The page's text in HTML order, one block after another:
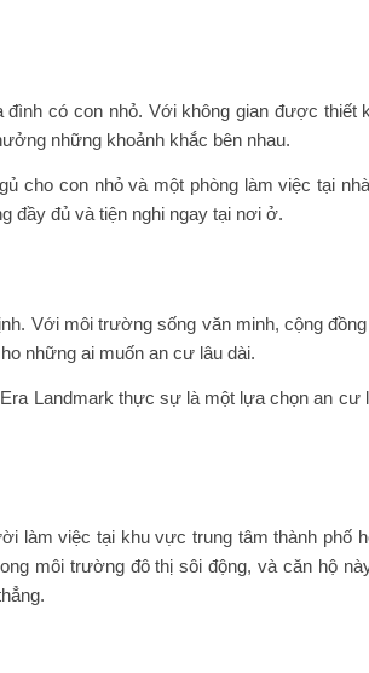
có con nhỏ. Với không gian được thiết
những khoảnh khắc bên nhau.
cho con nhỏ và một phòng làm việc tại
đầy đủ và tiện nghi ngay tại nơi ở.
Với môi trường sống văn minh, cộng
những ai muốn an cư lâu dài.
Landmark thực sự là một lựa chọn an cư
làm việc tại khu vực trung tâm thành phố
môi trường đô thị sôi động, và căn hộ